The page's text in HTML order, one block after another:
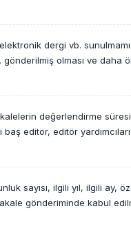
dergi vb.
gönderilmiş olması ve
değerlendirme
editör, editör
sayısı, ilgili yıl, ilgili ay,
gönderiminde kabul